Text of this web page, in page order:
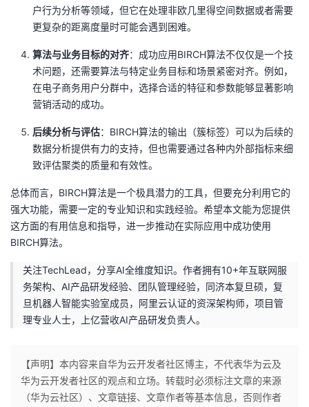
户行为分析等领域，但它在处理非欧几里得空间数据或者需要
更复杂的距离度量时可能会遇到困难。
算法与业务目标的对齐：成功应用BIRCH算法不仅仅是一个技
术问题，还需要算法与特定业务目标和场景紧密对齐。例如，
在电子商务用户分群中，选择合适的特征和参数能够显著影响
营销活动的成功。
后续分析与评估：BIRCH算法的输出（簇标签）可以为后续的
数据分析提供有力的支持，但也需要通过各种内外部指标来细
致评估聚类的质量和有效性。
总体而言，BIRCH算法是一个极具潜力的工具，但要充分利用它的
强大功能，需要一定的专业知识和实践经验。希望本文能为您提供
这方面的有用信息和指导，进一步推动在实际应用中成功使用
BIRCH算法。
关注TechLead，分享AI全维度知识。作者拥有10+年互联网服
务架构、AI产品研发经验、团队管理经验，同济本复旦硕，复
旦机器人智能实验室成员，阿里云认证的资深架构师，项目管
理专业人士，上亿营收AI产品研发负责人。
【声明】本内容来自华为云开发者社区博主，不代表华为云及
华为云开发者社区的观点和立场。转载时必须标注文章的来源
（华为云社区）、文章链接、文章作者等基本信息，否则作者